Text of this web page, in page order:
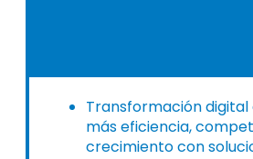
Transformación digital
más eficiencia,
crecimiento con